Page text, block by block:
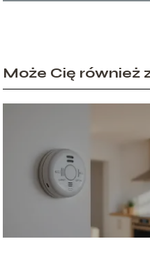
Może Cię również